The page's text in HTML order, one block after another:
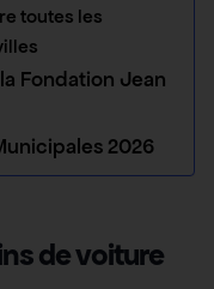
toutes les
Fondation Jean
2026
de voiture